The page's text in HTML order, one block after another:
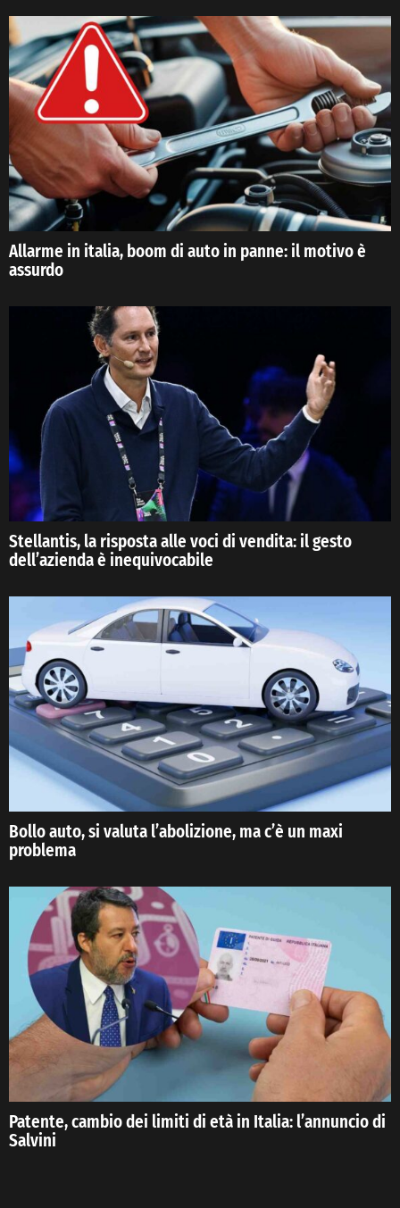
Allarme in italia, boom di auto in panne: il motivo è
assurdo
Stellantis, la risposta alle voci di vendita: il gesto
dell’azienda è inequivocabile
Bollo auto, si valuta l’abolizione, ma c’è un maxi
problema
Patente, cambio dei limiti di età in Italia: l’annuncio di
Salvini